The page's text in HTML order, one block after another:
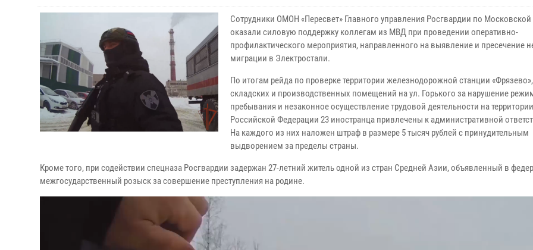
Сотрудники ОМОН «Пересвет» Главного управления Росгвардии по Московской
оказали силовую поддержку коллегам из МВД при проведении оперативно-
профилактического мероприятия, направленного на выявление и пресечение
миграции в Электростали.
По итогам рейда по проверке территории железнодорожной станции
складских и производственных помещений на ул. Горького за нарушение
пребывания и незаконное осуществление трудовой деятельности на территории
Российской Федерации 23 иностранца привлечены к административной
На каждого из них наложен штраф в размере 5 тысяч рублей с принудительным
выдворением за пределы страны.
Кроме того, при содействии спецназа Росгвардии задержан 27-летний житель одной из стран Средней Азии, объявленный в
межгосударственный розыск за совершение преступления на родине.